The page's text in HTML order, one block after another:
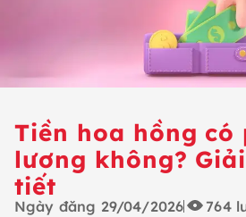
Tiền hoa hồng có
lương không?
tiết
Ngày đăng 29/04/2026 764